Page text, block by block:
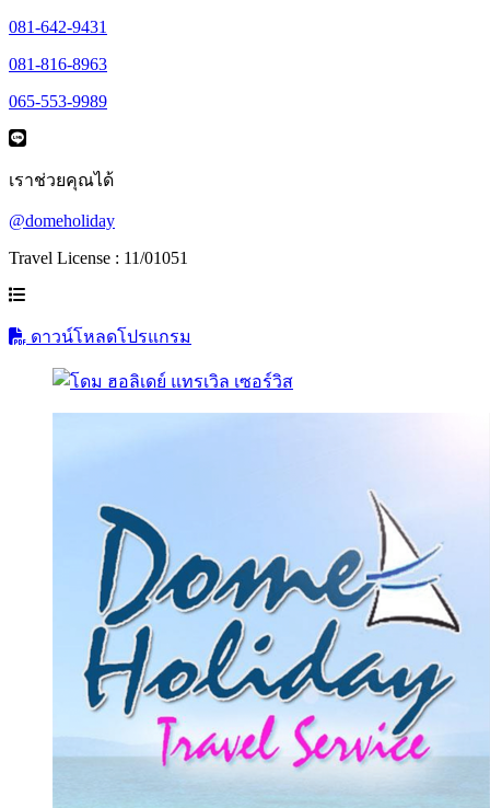
081-642-9431
081-816-8963
065-553-9989
เราช่วยคุณได้
@domeholiday
Travel License : 11/01051
ดาวน์โหลดโปรแกรม